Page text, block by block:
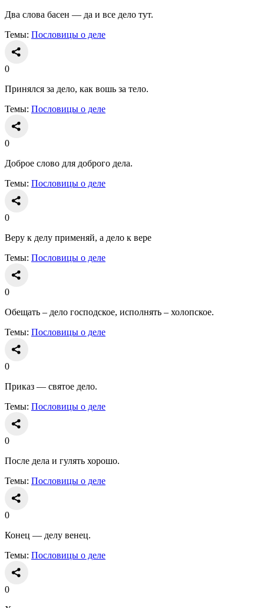
Два слова басен — да и все дело тут.
Темы: Пословицы о деле
0
Принялся за дело, как вошь за тело.
Темы: Пословицы о деле
0
Доброе слово для доброго дела.
Темы: Пословицы о деле
0
Веру к делу применяй, а дело к вере
Темы: Пословицы о деле
0
Обещать – дело господское, исполнять – холопское.
Темы: Пословицы о деле
0
Приказ — святое дело.
Темы: Пословицы о деле
0
После дела и гулять хорошо.
Темы: Пословицы о деле
0
Конец — делу венец.
Темы: Пословицы о деле
0